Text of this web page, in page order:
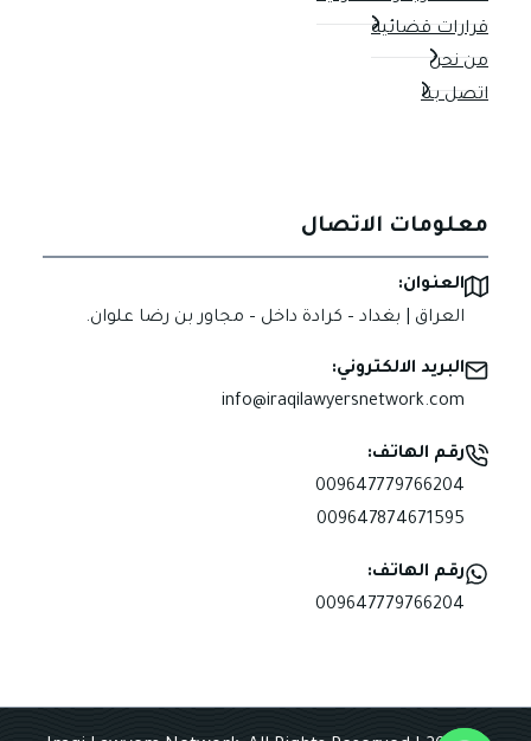
قرارات قضائية
من نحن
اتصل بنا
معلومات الاتصال
العنوان:
العراق | بغداد – كرادة داخل – مجاور بن رضا علوان.
البريد الالكتروني:
info@iraqilawyersnetwork.com
رقم الهاتف:
009647779766204
009647874671595
رقم الهاتف:
009647779766204